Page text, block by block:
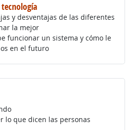
y desventajas de las diferentes
la mejor
funcionar un sistema y cómo le
en el futuro
lo que dicen las personas